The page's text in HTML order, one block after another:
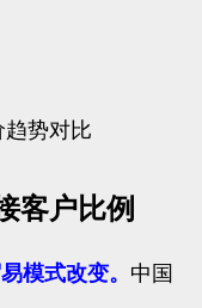
趋势对比
客户比例
模式改变。 中国